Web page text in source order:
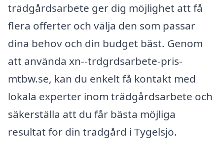
trädgårdsarbete ger dig möjlighet att få
flera offerter och välja den som passar
dina behov och din budget bäst. Genom
att använda xn--trdgrdsarbete-pris-
mtbw.se, kan du enkelt få kontakt med
lokala experter inom trädgårdsarbete och
säkerställa att du får bästa möjliga
resultat för din trädgård i Tygelsjö.